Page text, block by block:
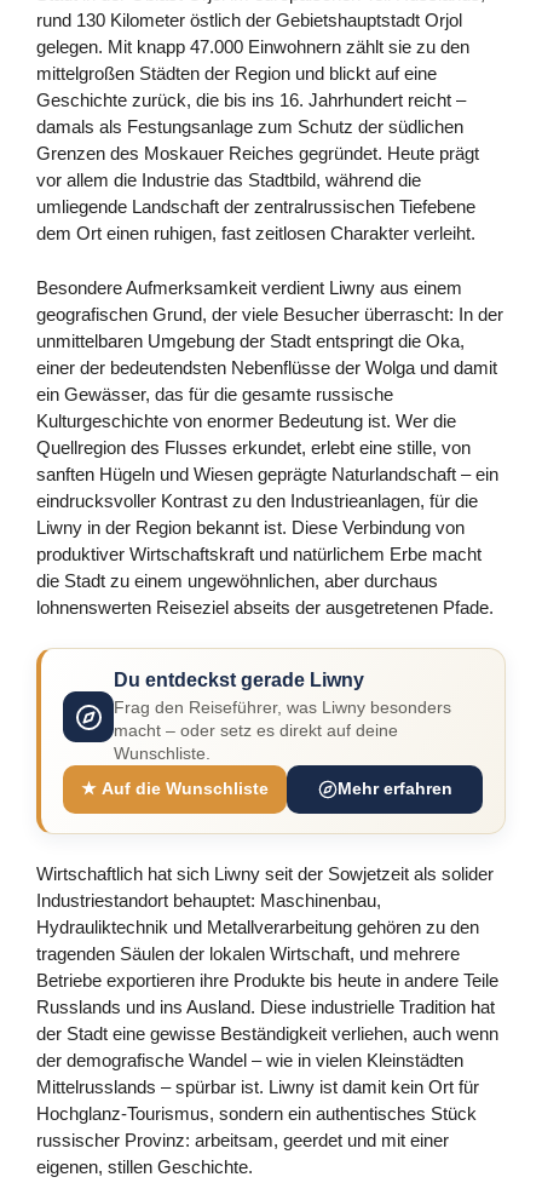
rund 130 Kilometer östlich der Gebietshauptstadt Orjol
gelegen. Mit knapp 47.000 Einwohnern zählt sie zu den
mittelgroßen Städten der Region und blickt auf eine
Geschichte zurück, die bis ins 16. Jahrhundert reicht –
damals als Festungsanlage zum Schutz der südlichen
Grenzen des Moskauer Reiches gegründet. Heute prägt
vor allem die Industrie das Stadtbild, während die
umliegende Landschaft der zentralrussischen Tiefebene
dem Ort einen ruhigen, fast zeitlosen Charakter verleiht.
Besondere Aufmerksamkeit verdient Liwny aus einem
geografischen Grund, der viele Besucher überrascht: In der
unmittelbaren Umgebung der Stadt entspringt die Oka,
einer der bedeutendsten Nebenflüsse der Wolga und damit
ein Gewässer, das für die gesamte russische
Kulturgeschichte von enormer Bedeutung ist. Wer die
Quellregion des Flusses erkundet, erlebt eine stille, von
sanften Hügeln und Wiesen geprägte Naturlandschaft – ein
eindrucksvoller Kontrast zu den Industrieanlagen, für die
Liwny in der Region bekannt ist. Diese Verbindung von
produktiver Wirtschaftskraft und natürlichem Erbe macht
die Stadt zu einem ungewöhnlichen, aber durchaus
lohnenswerten Reiseziel abseits der ausgetretenen Pfade.
Du entdeckst gerade Liwny
Frag den Reiseführer, was Liwny besonders
macht – oder setz es direkt auf deine
Wunschliste.
★ Auf die Wunschliste
Mehr erfahren
Wirtschaftlich hat sich Liwny seit der Sowjetzeit als solider
Industriestandort behauptet: Maschinenbau,
Hydrauliktechnik und Metallverarbeitung gehören zu den
tragenden Säulen der lokalen Wirtschaft, und mehrere
Betriebe exportieren ihre Produkte bis heute in andere Teile
Russlands und ins Ausland. Diese industrielle Tradition hat
der Stadt eine gewisse Beständigkeit verliehen, auch wenn
der demografische Wandel – wie in vielen Kleinstädten
Mittelrusslands – spürbar ist. Liwny ist damit kein Ort für
Hochglanz-Tourismus, sondern ein authentisches Stück
russischer Provinz: arbeitsam, geerdet und mit einer
eigenen, stillen Geschichte.